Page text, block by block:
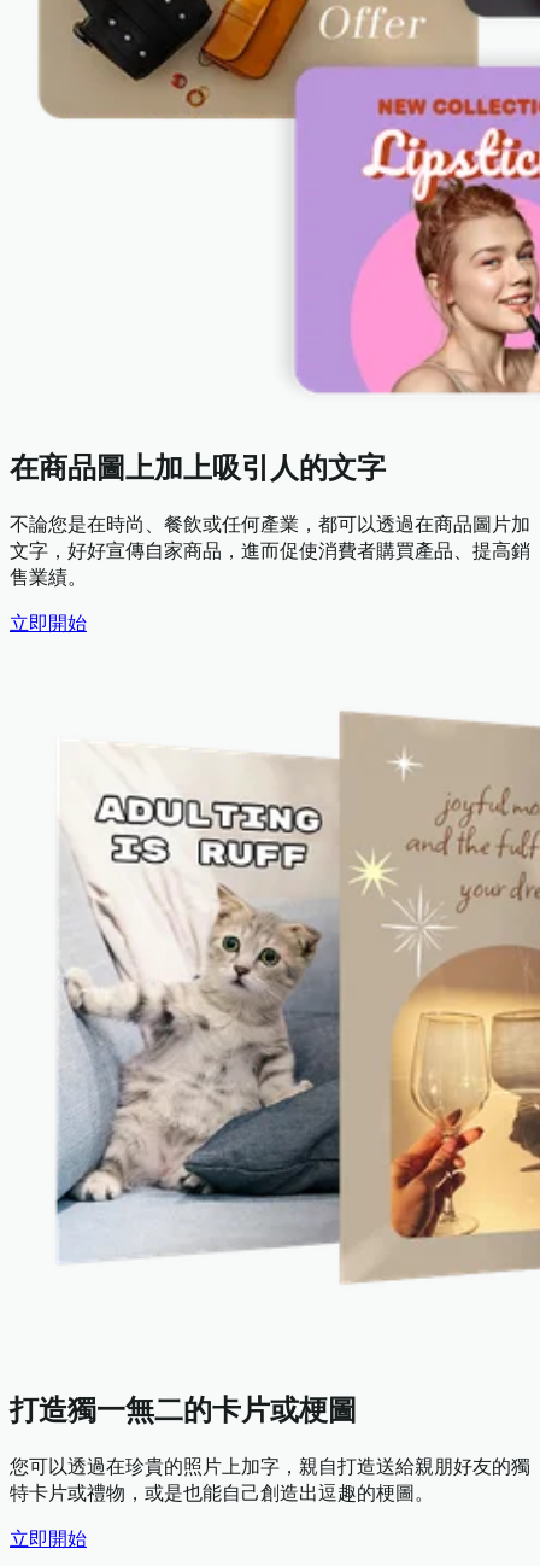
在商品圖上加上吸引人的文字
不論您是在時尚、餐飲或任何產業，都可以透過在商品圖片加
文字，好好宣傳自家商品，進而促使消費者購買產品、提高銷
售業績。
立即開始
打造獨一無二的卡片或梗圖
您可以透過在珍貴的照片上加字，親自打造送給親朋好友的獨
特卡片或禮物，或是也能自己創造出逗趣的梗圖。
立即開始